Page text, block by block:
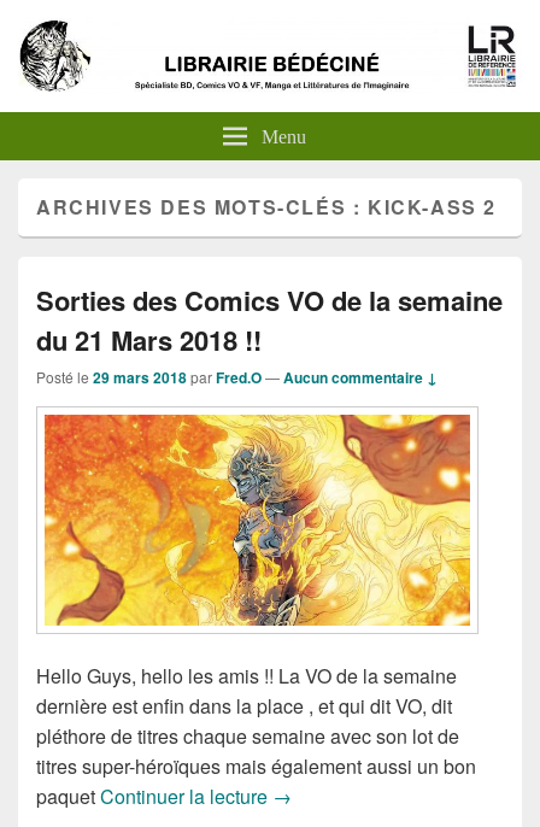
Menu
ARCHIVES DES MOTS-CLÉS : KICK-ASS 2
Sorties des Comics VO de la semaine
du 21 Mars 2018 !!
Posté le 29 mars 2018parFred.O—Aucun commentaire ↓
Hello Guys, hello les amis !! La VO de la semaine
dernière est enfin dans la place , et qui dit VO, dit
pléthore de titres chaque semaine avec son lot de
titres super-héroïques mais également aussi un bon
paquetContinuer la lecture Sorties des Comics VO de la
→